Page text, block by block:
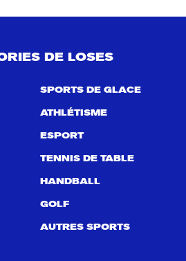
DE LOSES
SPORTS DE GLACE
ATHLÉTISME
ESPORT
TENNIS DE TABLE
HANDBALL
GOLF
AUTRES SPORTS